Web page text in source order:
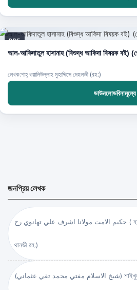
PDF
আল-আকিদাতুল হাসানাহ (বিশুদ্ধ আকিদা বিষয়ক বই)
লেখক:শাহ্ ওয়ালিউল্লাহ মুহাদ্দিসে দেহলভী (রহ:)
ডাউনলোডবিনামূল্যে
জনপ্রিয় লেখক
حكيم الامت مولانا اشرف علي تهانوي رح ( হাকীমুল উম্মত মাওলানা আশরাফ আলী
থানভী রহ.)
(شيخ الاسلام مفتي محمد تقي عثماني) শাইখুল ইসলাম মুফতী মুহাম্মদ তাকী